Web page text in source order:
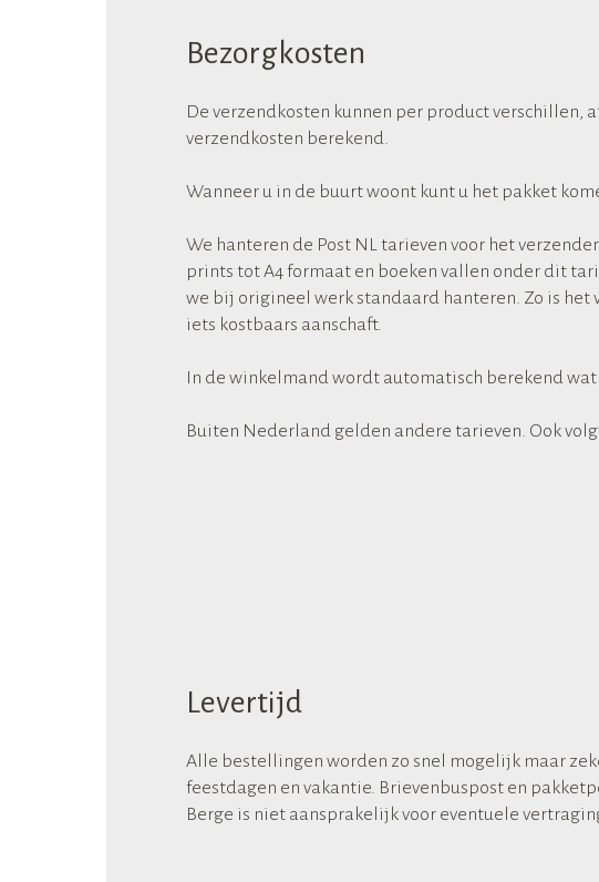
Bezorgkosten
De verzendkosten kunnen per product
verzendkosten berekend.
Wanneer u in de buurt woont kunt u het pakket
We hanteren de Post NL tarieven voor het
prints tot A4 formaat en boeken vallen onder dit
we bij origineel werk standaard hanteren. Zo is het
iets kostbaars aanschaft.
In de winkelmand wordt automatisch berekend
Buiten Nederland gelden andere tarieven. Ook
Levertijd
Alle bestellingen worden zo snel mogelijk maar
feestdagen en vakantie. Brievenbuspost en
Berge is niet aansprakelijk voor eventuele